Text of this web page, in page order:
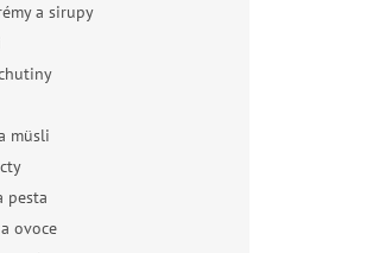
a sirupy
müsli
pesta
ovoce